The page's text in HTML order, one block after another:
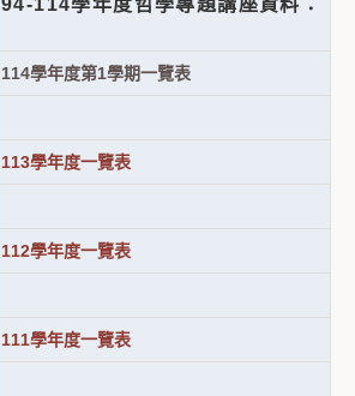
94-114學年度哲學專題講座資料：
114學年度第1學期一覽表
113學年度一覽表
112學年度一覽表
111學年度一覽表